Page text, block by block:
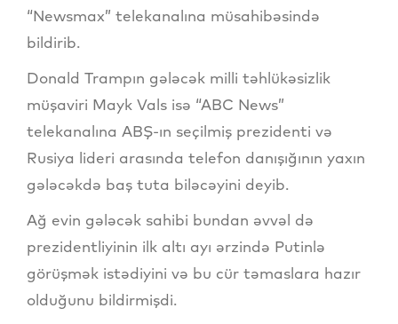
“Newsmax” telekanalına müsahibəsində
bildirib.
Donald Trampın gələcək milli təhlükəsizlik
müşaviri Mayk Vals isə “ABC News”
telekanalına ABŞ-ın seçilmiş prezidenti və
Rusiya lideri arasında telefon danışığının yaxın
gələcəkdə baş tuta biləcəyini deyib.
Ağ evin gələcək sahibi bundan əvvəl də
prezidentliyinin ilk altı ayı ərzində Putinlə
görüşmək istədiyini və bu cür təmaslara hazır
olduğunu bildirmişdi.